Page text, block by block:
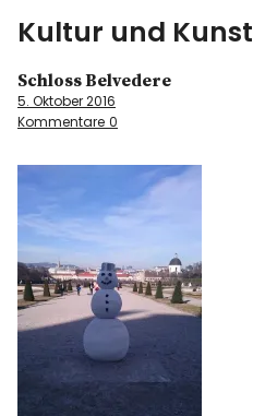
Kultur und Kunst
kultur & kunst
Konzerte
Museen bei…
Bloggerreisen
Schloss Belvedere
5. Oktober 2016
Kommentare 0